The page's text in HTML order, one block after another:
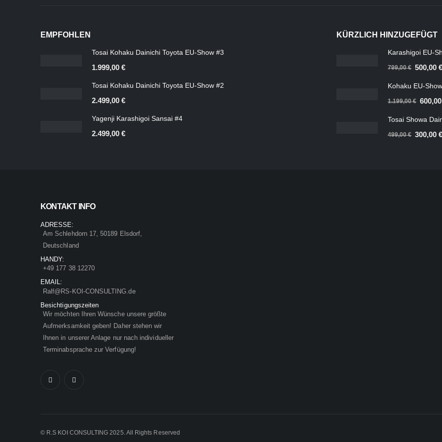
EMPFOHLEN
Tosai Kohaku Dainichi Toyota EU-Show #3
1.999,00 €
Tosai Kohaku Dainichi Toyota EU-Show #2
2.499,00 €
Yagenji Karashigoi Sansai #4
2.499,00 €
KÜRZLICH HINZUGEFÜGT
Karashigoi EU-
799,00€
war:
799,00 €
500,00 €
Kohaku EU-
1.199,00€
war:
600,00
Tosai Showa
499,00€ 300,00 €
KONTAKT INFO
ADRESSE:
Am Schlehdorn 17, 50189 Elsdorf,
Deutschland
HANDY:
+49 177 38 12270
EMAIL:
Ralf@RS-KOI-CONSULTING.de
Besichtigungszeiten
Wir möchten Ihren Wünsche unsere größte
Aufmerksamkeit geben! Daher stehen wir
Ihnen in unserer Anlage nur nach individueller
Terminabsprache zur Verfügung!
© R.S KOI CONSULTING 2025. All Rights Reserved